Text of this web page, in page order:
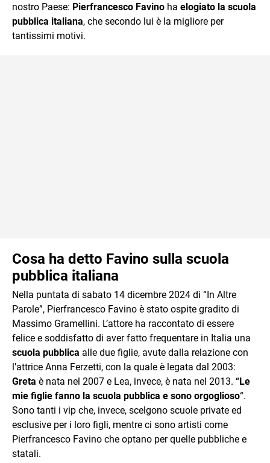
nostro Paese: Pierfrancesco Favino ha elogiato la scuola
pubblica italiana, che secondo lui è la migliore per
tantissimi motivi.
Cosa ha detto Favino sulla scuola
pubblica italiana
Nella puntata di sabato 14 dicembre 2024 di “In Altre
Parole”, Pierfrancesco Favino è stato ospite gradito di
Massimo Gramellini. L’attore ha raccontato di essere
felice e soddisfatto di aver fatto frequentare in Italia una
scuola pubblica alle due figlie, avute dalla relazione con
l’attrice Anna Ferzetti, con la quale è legata dal 2003:
Greta è nata nel 2007 e Lea, invece, è nata nel 2013. “Le
mie figlie fanno la scuola pubblica e sono orgoglioso“.
Sono tanti i vip che, invece, scelgono scuole private ed
esclusive per i loro figli, mentre ci sono artisti come
Pierfrancesco Favino che optano per quelle pubbliche e
statali.